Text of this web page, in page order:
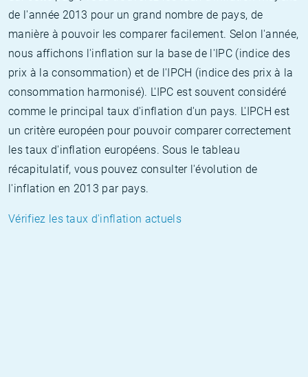
de l'année 2013 pour un grand nombre de pays, de
manière à pouvoir les comparer facilement. Selon l'année,
nous affichons l'inflation sur la base de l'IPC (indice des
prix à la consommation) et de l'IPCH (indice des prix à la
consommation harmonisé). L'IPC est souvent considéré
comme le principal taux d'inflation d'un pays. L'IPCH est
un critère européen pour pouvoir comparer correctement
les taux d'inflation européens. Sous le tableau
récapitulatif, vous pouvez consulter l'évolution de
l'inflation en 2013 par pays.
Vérifiez les taux d'inflation actuels